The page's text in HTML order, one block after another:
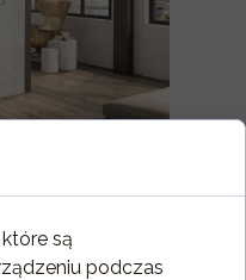
są
podczas